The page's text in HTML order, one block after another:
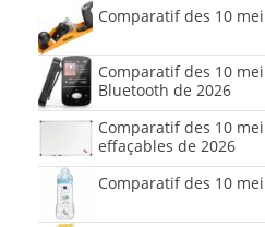
Comparatif des 10
Comparatif des 10
Bluetooth de 2026
Comparatif des 10
effaçables de 2026
Comparatif des 10